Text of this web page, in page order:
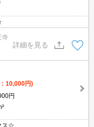
寺
詳細を見る
10,000円)
円
ス☆